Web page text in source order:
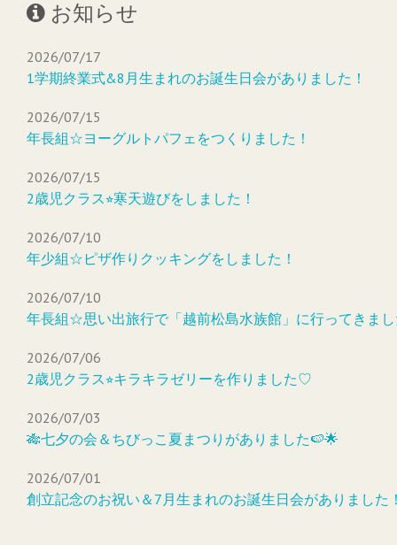
お知らせ
2026/07/17
1学期終業式&8月生まれのお誕生日会がありました！
2026/07/15
年長組☆ヨーグルトパフェをつくりました！
2026/07/15
2歳児クラス⭐︎寒天遊びをしました！
2026/07/10
年少組☆ピザ作りクッキングをしました！
2026/07/10
年長組☆思い出旅行で「越前松島水族館」に行ってきま
2026/07/06
2歳児クラス⭐︎キラキラゼリーを作りました♡
2026/07/03
🎋七夕の会＆ちびっこ夏まつりがありました🍉🌟
2026/07/01
創立記念のお祝い＆7月生まれのお誕生日会がありました